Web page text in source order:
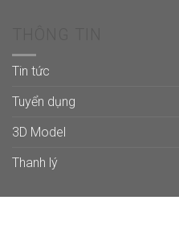
Tin tức
Tuyển dụng
3D Model
Thanh lý